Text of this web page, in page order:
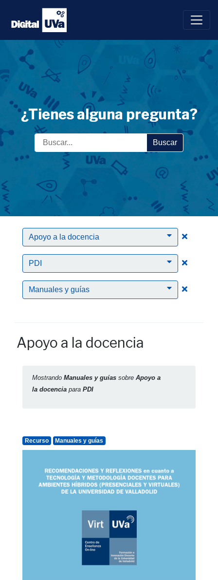
Saltar
contenido
¿Tienes alguna pregunta?
Buscar
Apoyo a la docencia Clic
PDI Clic
Manuales y guías Clic
Apoyo a la docencia
Mostrando Manuales y guías sobre Apoyo a
la docencia para PDI
Recurso Manuales y guías